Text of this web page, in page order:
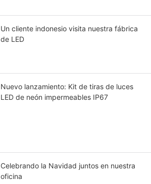
Un cliente indonesio visita nuestra fábrica
de LED
Nuevo lanzamiento: Kit de tiras de luces
LED de neón impermeables IP67
Celebrando la Navidad juntos en nuestra
oficina